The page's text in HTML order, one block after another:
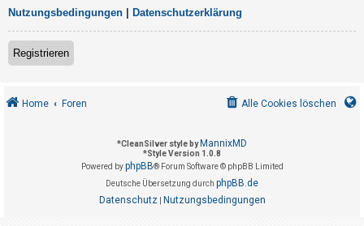
U
n
e
Nutzungsbedingungen Datenschutzerklärung
Registrieren
Home Foren Alle Cookies löschen
*CleanSilver style by MannixMD
*Style Version 1.0.8
Powered byphpBB® Forum Software © phpBB Limited
Deutsche Übersetzung durch phpBB.de
Datenschutz| Nutzungsbedingungen